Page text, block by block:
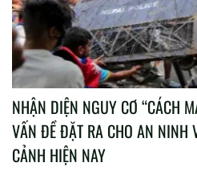
NHẬN DIỆN NGUY CƠ “CÁCH
VẤN ĐỀ ĐẶT RA CHO AN NINH
CẢNH HIỆN NAY